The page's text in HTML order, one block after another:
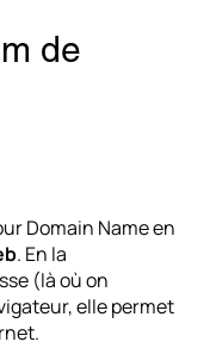
de
Domain Name en
. En la
(là où on
elle permet